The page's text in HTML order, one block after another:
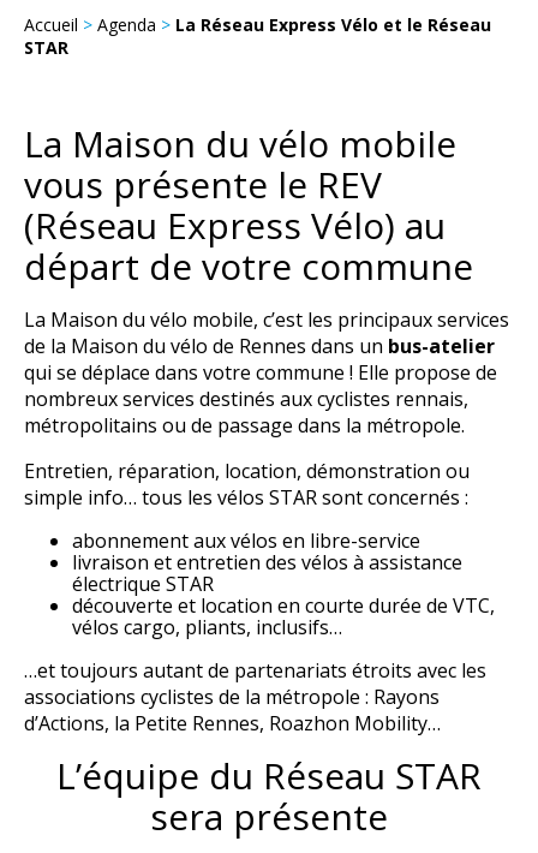
Accueil > Agenda > La Réseau Express Vélo et le Réseau
STAR
La Maison du vélo mobile
vous présente le REV
(Réseau Express Vélo) au
départ de votre commune
La Maison du vélo mobile, c’est les principaux services
de la Maison du vélo de Rennes dans un bus-atelier
qui se déplace dans votre commune ! Elle propose de
nombreux services destinés aux cyclistes rennais,
métropolitains ou de passage dans la métropole.
Entretien, réparation, location, démonstration ou
simple info… tous les vélos STAR sont concernés :
abonnement aux vélos en libre-service
livraison et entretien des vélos à assistance
électrique STAR
découverte et location en courte durée de VTC,
vélos cargo, pliants, inclusifs…
…et toujours autant de partenariats étroits avec les
associations cyclistes de la métropole : Rayons
d’Actions, la Petite Rennes, Roazhon Mobility…
L’équipe du Réseau STAR
sera présente